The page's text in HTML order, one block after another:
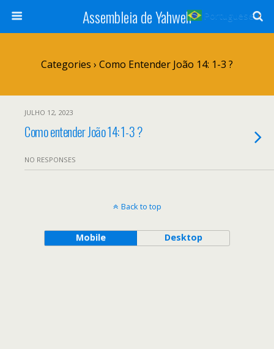
Assembleia de Yahweh
Categories › Como Entender João 14: 1-3 ?
JULHO 12, 2023
Como entender João 14: 1-3 ?
NO RESPONSES
Back to top
Mobile Desktop
Portuguese ▼